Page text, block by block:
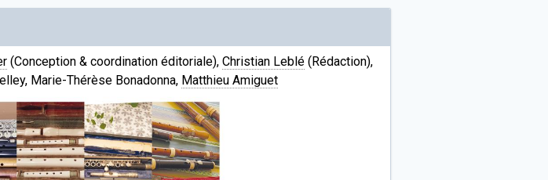
(Conception & coordination éditoriale), Christian Leblé (Rédaction),
Marie-Thérèse Bonadonna, Matthieu Amiguet